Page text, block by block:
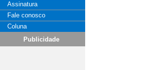
Assinatura
Fale conosco
Coluna
Publicidade